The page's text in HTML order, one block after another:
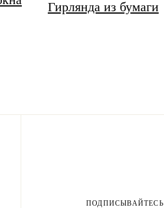
Гирлянда из бумаги
ПОДПИСЫВАЙТЕСЬ